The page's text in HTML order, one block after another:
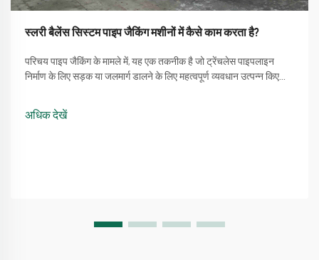
स्लरी बैलेंस सिस्टम पाइप जैकिंग मशीनों में कैसे काम करता है?
परिचय पाइप जैकिंग के मामले में, यह एक तकनीक है जो ट्रेंचलेस पाइपलाइन
निर्माण के लिए सड़क या जलमार्ग डालने के लिए महत्वपूर्ण व्यवधान उत्पन्न किए
विधि को शामिल करती है ...
अधिक देखें